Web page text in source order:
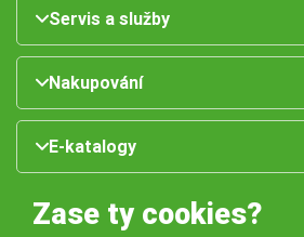
Servis a služby
Nakupování
E-katalogy
Zase ty cookies?